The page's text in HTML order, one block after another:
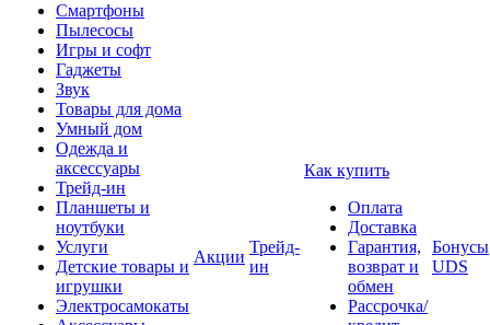
Смартфоны
Пылесосы
Игры и софт
Гаджеты
Звук
Товары для дома
Умный дом
Одежда и
аксессуары
Трейд-ин
Планшеты и
ноутбуки
Услуги
Детские товары и
игрушки
Электросамокаты
Акции
Трейд-
ин
Как купить
Оплата
Доставка
Гарантия,
возврат и
обмен
Рассрочка/
Бонусы
UDS